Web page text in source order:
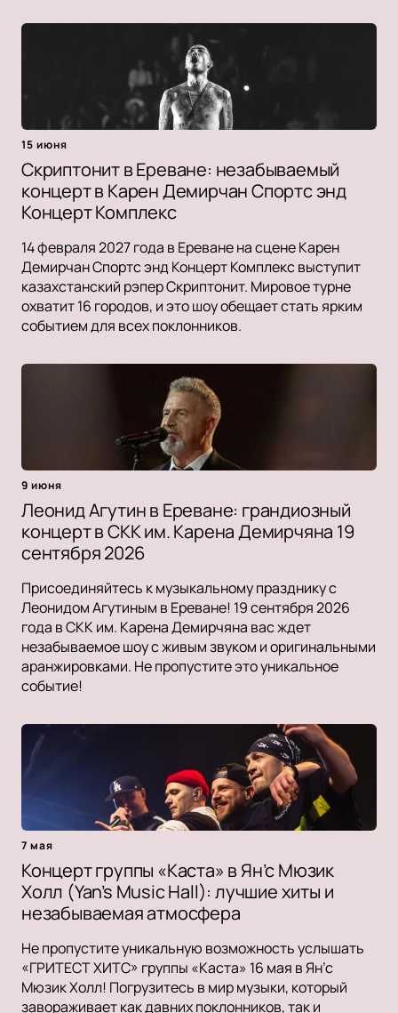
15 июня
Скриптонит в Ереване: незабываемый
концерт в Карен Демирчан Спортс энд
Концерт Комплекс
14 февраля 2027 года в Ереване на сцене Карен
Демирчан Спортс энд Концерт Комплекс выступит
казахстанский рэпер Скриптонит. Мировое турне
охватит 16 городов, и это шоу обещает стать ярким
событием для всех поклонников.
9 июня
Леонид Агутин в Ереване: грандиозный
концерт в СКК им. Карена Демирчяна 19
сентября 2026
Присоединяйтесь к музыкальному празднику с
Леонидом Агутиным в Ереване! 19 сентября 2026
года в СКК им. Карена Демирчяна вас ждет
незабываемое шоу с живым звуком и оригинальными
аранжировками. Не пропустите это уникальное
событие!
7 мая
Концерт группы «Каста» в Ян’с Мюзик
Холл (Yan’s Music Hall): лучшие хиты и
незабываемая атмосфера
Не пропустите уникальную возможность услышать
«ГРИТЕСТ ХИТС» группы «Каста» 16 мая в Ян’с
Мюзик Холл! Погрузитесь в мир музыки, который
завораживает как давних поклонников, так и